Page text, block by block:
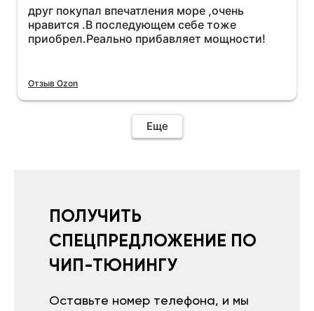
более энергичный расход не
увеличился.Всем рекомендую к покупке.
друг покупал впечатления море ,очень
нравится .В последующем себе тоже
приобрел.Реально прибавляет мощности!
Отзыв Ozon
Еще
ПОЛУЧИТЬ
СПЕЦПРЕДЛОЖЕНИЕ ПО
ЧИП-ТЮНИНГУ
Оставьте номер телефона, и мы